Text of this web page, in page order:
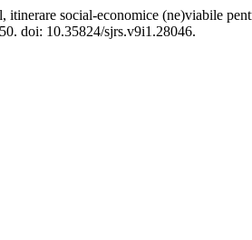
social-economice (ne)viabile
doi: 10.35824/sjrs.v9i1.28046.